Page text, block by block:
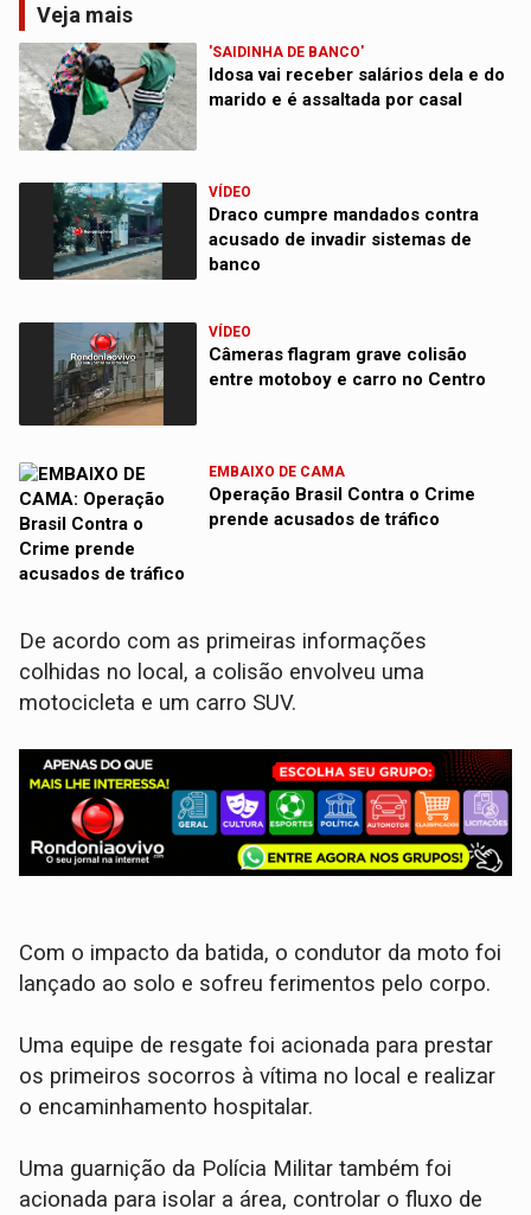
Veja mais
'SAIDINHA DE BANCO'
Idosa vai receber salários dela e do
marido e é assaltada por casal
VÍDEO
Draco cumpre mandados contra
acusado de invadir sistemas de
banco
VÍDEO
Câmeras flagram grave colisão
entre motoboy e carro no Centro
EMBAIXO DE CAMA
Operação Brasil Contra o Crime
prende acusados de tráfico
​De acordo com as primeiras informações
colhidas no local, a colisão envolveu uma
motocicleta e um carro SUV.
Com o impacto da batida, o condutor da moto foi
lançado ao solo e sofreu ferimentos pelo corpo.
​Uma equipe de resgate foi acionada para prestar
os primeiros socorros à vítima no local e realizar
o encaminhamento hospitalar.
Uma guarnição da Polícia Militar também foi
acionada para isolar a área, controlar o fluxo de